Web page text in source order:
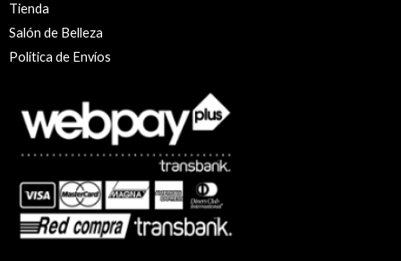
Tienda
Salón de Belleza
Política de Envíos